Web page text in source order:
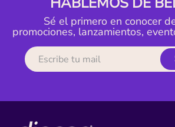
Sé el primero en conocer
promociones, lanzamientos,